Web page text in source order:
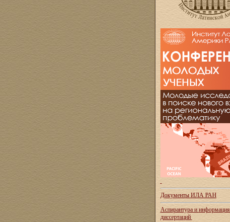
Документы ИЛА РАН
Аспирантура и
диссертаций